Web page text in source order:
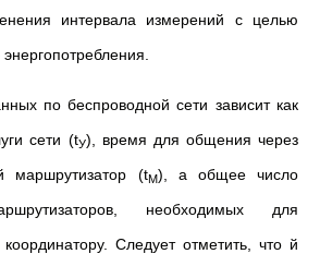
интервала измерений с целью
по беспроводной сети зависит как
сети (tУ), время для общения через
маршрутизатор (tМ), а общее число
необходимых для
Следует отметить, что й